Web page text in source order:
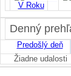
V Roku
Denný
Predošlý deň
Žiadne udalosti